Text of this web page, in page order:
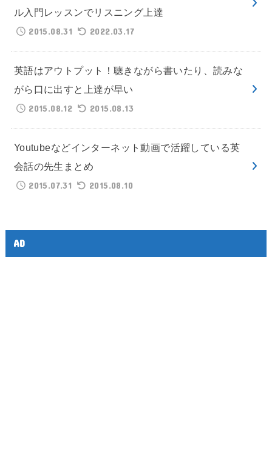
ル入門レッスンでリスニング上達
2015.08.31
2022.03.17
英語はアウトプット！聴きながら書いたり、読みな
がら口に出すと上達が早い
2015.08.12
2015.08.13
Youtubeなどインターネット動画で活躍している英
会話の先生まとめ
2015.07.31
2015.08.10
AD